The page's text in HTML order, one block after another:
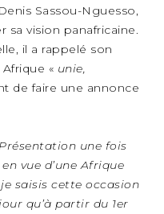
Sassou-Nguesso,
sa vision panafricaine.
il a rappelé son
« unie,
de faire une annonce
Présentation une fois
vue d’une Afrique
saisis cette occasion
qu’à partir du 1er